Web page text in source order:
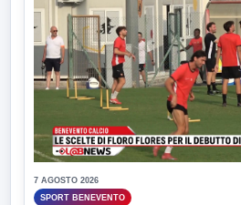
7 AGOSTO 2026
SPORT BENEVENTO